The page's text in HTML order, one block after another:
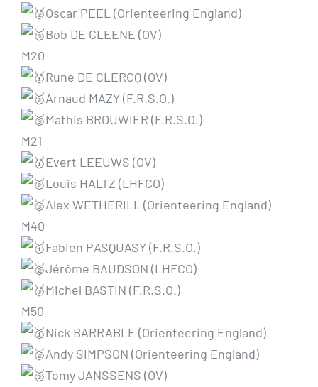
Oscar PEEL (Orienteering England)
Bob DE CLEENE (OV)
M20
Rune DE CLERCQ (OV)
Arnaud MAZY (F.R.S.O.)
Mathis BROUWIER (F.R.S.O.)
M21
Evert LEEUWS (OV)
Louis HALTZ (LHFCO)
Alex WETHERILL (Orienteering England)
M40
Fabien PASQUASY (F.R.S.O.)
Jérôme BAUDSON (LHFCO)
Michel BASTIN (F.R.S.O.)
M50
Nick BARRABLE (Orienteering England)
Andy SIMPSON (Orienteering England)
Tomy JANSSENS (OV)